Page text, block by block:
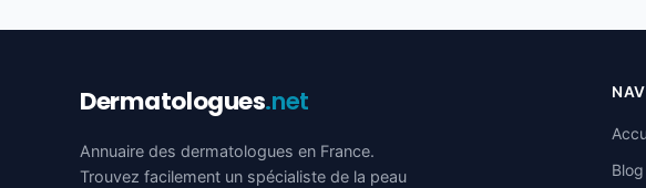
Dermatologues.net
Annuaire des dermatologues en France.
Trouvez facilement un spécialiste de la peau
Blog